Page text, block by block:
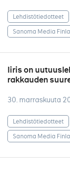
Lehdistötiedotteet
Sanoma Media
Iiris on
rakkauden
30. marraskuuta
Lehdistötiedotteet
Sanoma Media